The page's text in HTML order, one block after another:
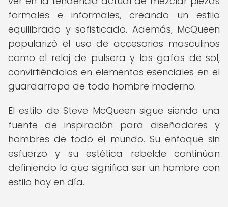
formales e informales, creando un estilo
equilibrado y sofisticado. Además, McQueen
popularizó el uso de accesorios masculinos
como el reloj de pulsera y las gafas de sol,
convirtiéndolos en elementos esenciales en el
guardarropa de todo hombre moderno.
El estilo de Steve McQueen sigue siendo una
fuente de inspiración para diseñadores y
hombres de todo el mundo. Su enfoque sin
esfuerzo y su estética rebelde continúan
definiendo lo que significa ser un hombre con
estilo hoy en día.